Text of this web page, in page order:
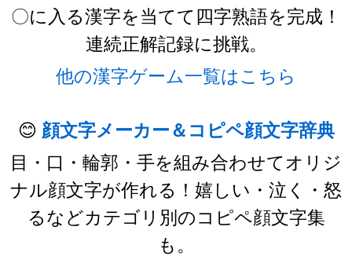
〇に入る漢字を当てて四字熟語を完成！
連続正解記録に挑戦。
他の漢字ゲーム一覧はこちら
😊 顔文字メーカー＆コピペ顔文字辞典
目・口・輪郭・手を組み合わせてオリジ
ナル顔文字が作れる！嬉しい・泣く・怒
るなどカテゴリ別のコピペ顔文字集
も。